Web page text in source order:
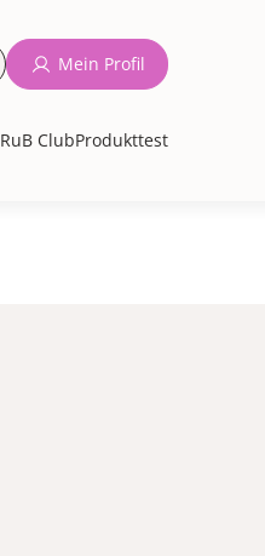
RuB ClubProdukttest
Mein Profil